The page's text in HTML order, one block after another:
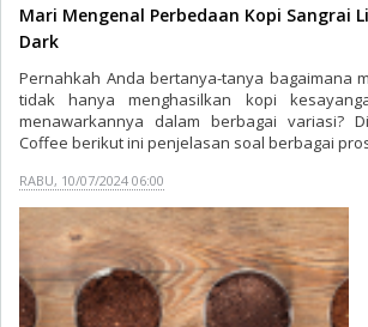
Mari Mengenal Perbedaan Kopi Sangrai
Dark
Pernahkah Anda bertanya-tanya bagaimana
tidak hanya menghasilkan kopi
menawarkannya dalam berbagai variasi?
Coffee berikut ini penjelasan soal berbagai
RABU, 10/07/2024 06:00